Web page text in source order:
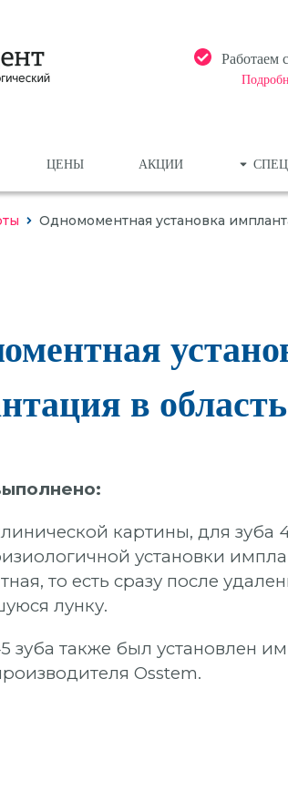
Работаем
ЦЕНЫ АКЦИИ
(БРЕКЕТЫ И
КТ
Одномоментная установка
в область
картины, для зуба
установки
то есть сразу после
лунку.
зуба также был установлен
Osstem.